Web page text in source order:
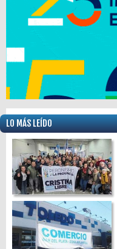
LO MÁS LEÍDO